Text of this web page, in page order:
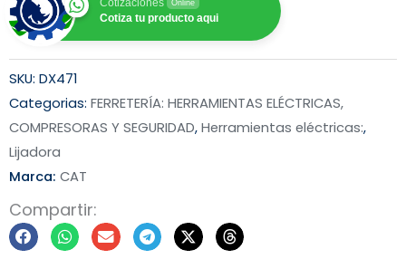
Cotizaciones Online
Cotiza tu producto aqui
SKU: DX471
Categorias: FERRETERÍA: HERRAMIENTAS ELÉCTRICAS,
COMPRESORAS Y SEGURIDAD,Herramientas eléctricas:,
Lijadora
Marca: CAT
Compartir: